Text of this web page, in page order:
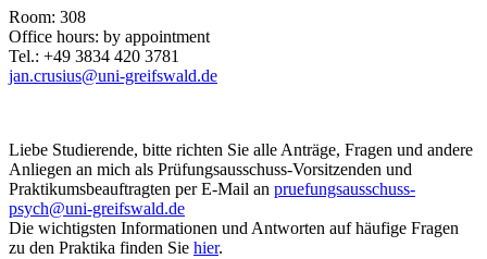
Room: 308
Office hours: by appointment
Tel.: +49 3834 420 3781
jan.crusius@uni-greifswald.de
Liebe Studierende, bitte richten Sie alle Anträge, Fragen und andere
Anliegen an mich als Prüfungsausschuss-Vorsitzenden und
Praktikumsbeauftragten per E-Mail an pruefungsausschuss-
psych@uni-greifswald.de
Die wichtigsten Informationen und Antworten auf häufige Fragen
zu den Praktika finden Sie hier.